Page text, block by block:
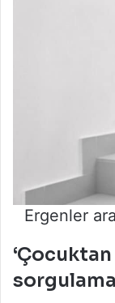
Ergenler
‘Çocu